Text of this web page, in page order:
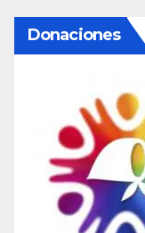
Donaciones